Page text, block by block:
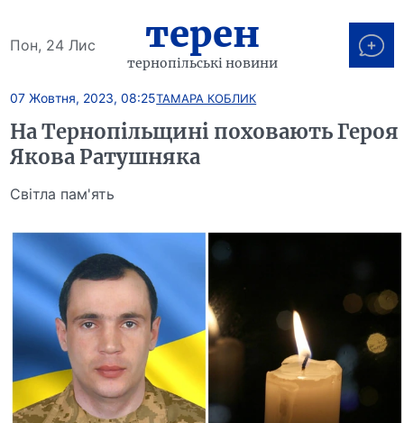
Пон, 24 Лис терен
тернопільські новини
07 Жовтня, 2023, 08:25ТАМАРА КОБЛИК
На Тернопільщині поховають Героя
Якова Ратушняка
Світла пам'ять